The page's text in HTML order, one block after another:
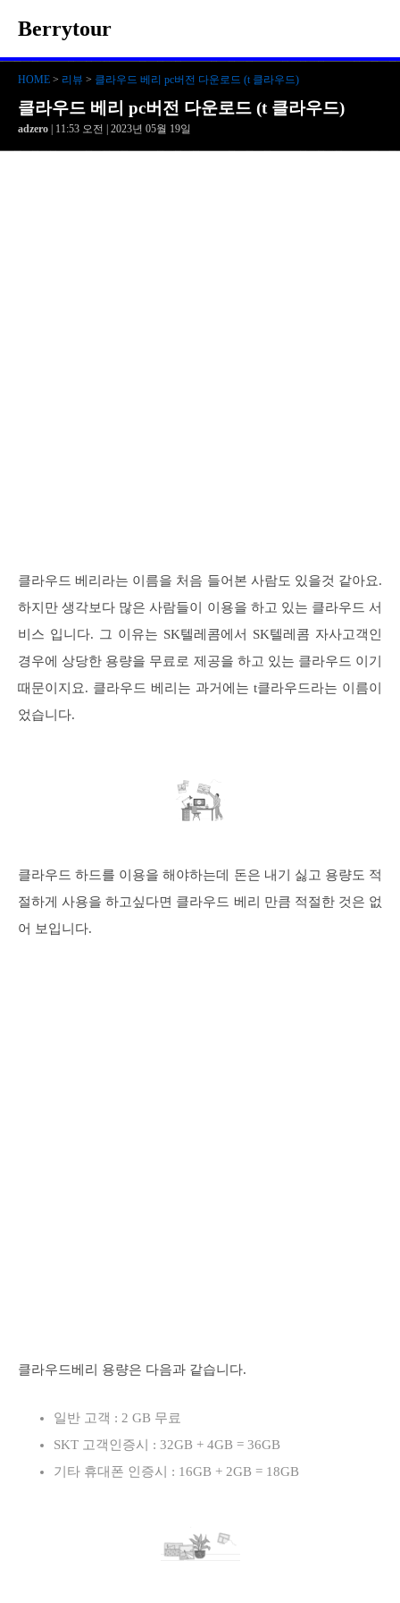
Berrytour
HOME > 리뷰 > 클라우드 베리 pc버전 다운로드 (t 클라우드)
클라우드 베리 pc버전 다운로드 (t 클라우드)
adzero | 11:53 오전 | 2023년 05월 19일
클라우드 베리라는 이름을 처음 들어본 사람도 있을것 같아요.
하지만 생각보다 많은 사람들이 이용을 하고 있는 클라우드 서
비스 입니다. 그 이유는 SK텔레콤에서 SK텔레콤 자사고객인
경우에 상당한 용량을 무료로 제공을 하고 있는 클라우드 이기
때문이지요. 클라우드 베리는 과거에는 t클라우드라는 이름이
었습니다.
클라우드 하드를 이용을 해야하는데 돈은 내기 싫고 용량도 적
절하게 사용을 하고싶다면 클라우드 베리 만큼 적절한 것은 없
어 보입니다.
클라우드베리 용량은 다음과 같습니다.
일반 고객 : 2 GB 무료
SKT 고객인증시 : 32GB + 4GB = 36GB
기타 휴대폰 인증시 : 16GB + 2GB = 18GB